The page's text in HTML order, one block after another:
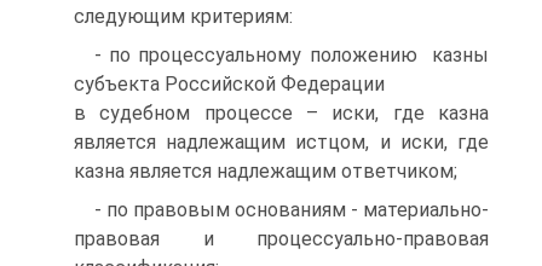
следующим критериям:
- по процессуальному положению казны
субъекта Российской Федерации
в судебном процессе – иски, где казна
является надлежащим истцом, и иски, где
казна является надлежащим ответчиком;
- по правовым основаниям - материально-
правовая и процессуально-правовая